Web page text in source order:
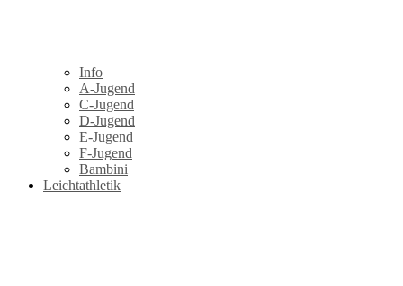
Info
A-Jugend
C-Jugend
D-Jugend
E-Jugend
F-Jugend
Bambini
Leichtathletik